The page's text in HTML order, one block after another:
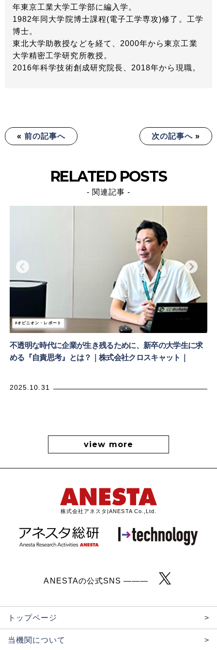
年東京工業大学工学部に編入学。
1982年同大学院博士課程(電子工学専攻)修了。工学
博士。
東北大学助教授などを経て、2000年から東京工業
大学精密工学研究所教授。
2016年科学技術創成研究院長、2018年から現職。
« 前の記事へ 次の記事へ »
RELATED POSTS
- 関連記事 -
オピニオン・レポート
不透明な時代に企業が生き残るために、新卒の大学生に求
める『自責思考』とは？｜株式会社クロスキャット｜
2025.10.31
view more
株式会社アネスタ|ANESTA Co.,Ltd.
ANESTAの公式SNS ———
トップページ >
当機関について >